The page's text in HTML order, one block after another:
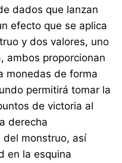
dados que lanzan
efecto que se aplica
y dos valores, uno
ambos proporcionan
monedas de forma
permitirá tomar la
de victoria al
derecha
del monstruo, así
en la esquina